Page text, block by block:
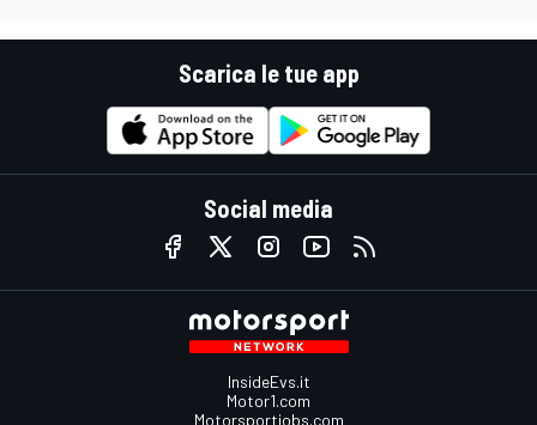
Scarica le tue app
Social media
InsideEvs.it
Motor1.com
Motorsportjobs.com